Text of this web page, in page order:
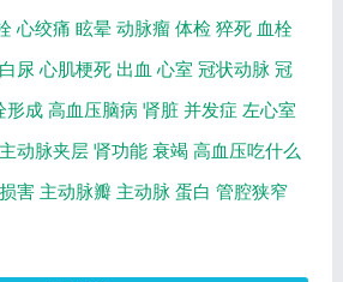
心绞痛 眩晕 动脉瘤 体检 猝死 血栓
尿 心肌梗死 出血 心室 冠状动脉 冠
形成 高血压脑病 肾脏 并发症 左心室
主动脉夹层 肾功能 衰竭 高血压吃什么
害 主动脉瓣 主动脉 蛋白 管腔狭窄